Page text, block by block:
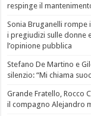
respinge il
Sonia Bruganelli rompe
i pregiudizi sulle donne
l’opinione pubblica
Stefano De Martino e
silenzio: “Mi chiama
Grande Fratello, Rocco
il compagno Alejandro